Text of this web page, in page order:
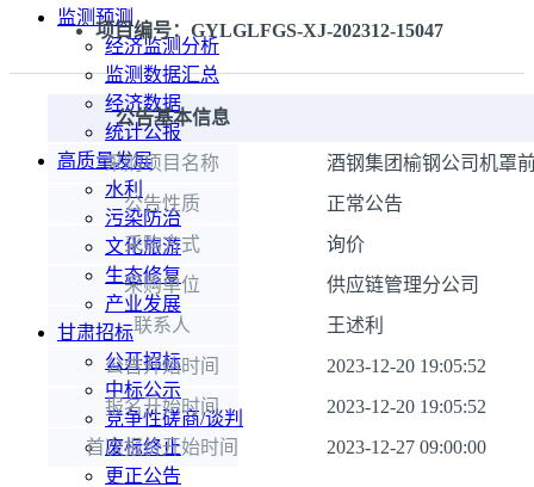
监测预测
经济监测分析
监测数据汇总
经济数据
统计公报
高质量发展
水利
污染防治
文化旅游
生态修复
产业发展
甘肃招标
公开招标
中标公示
竞争性磋商/谈判
废标终止
更正公告
项目编号：GYLGLFGS-XJ-202312-15047
公告基本信息
采购项目名称
酒钢集团榆钢公司机罩
公告性质
正常公告
采购方式
询价
采购单位
供应链管理分公司
联系人
王述利
公告开始时间
2023-12-20 19:05:52
报名开始时间
2023-12-20 19:05:52
首次报价开始时间
2023-12-27 09:00:00